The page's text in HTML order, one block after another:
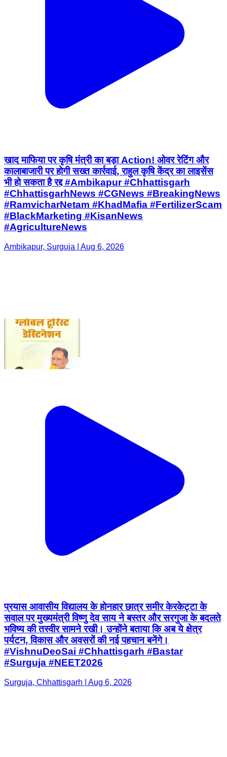
खाद माफिया पर कृषि मंत्री का बड़ा Action! ओवर रेटिंग और
कालाबाजारी पर होगी सख्त कार्रवाई, राहुल कृषि केंद्र का लाइसेंस
भी हो सकता है रद्द #Ambikapur #Chhattisgarh
#ChhattisgarhNews #CGNews #BreakingNews
#RamvicharNetam #KhadMafia #FertilizerScam
#BlackMarketing #KisanNews
#AgricultureNews
Ambikapur, Surguja | Aug 6, 2026
प्रयास आवासीय विद्यालय के होनहार छात्र समीर केरकेट्टा के
सवाल पर मुख्यमंत्री विष्णु देव साय ने बस्तर और सरगुजा के बदलते
#Surguja #NEET2026
Surguja, Chhattisgarh | Aug 6, 2026